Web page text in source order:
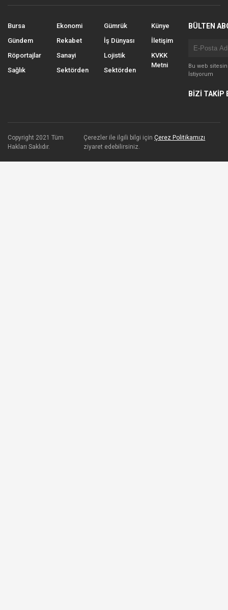
Bursa
Gündem
Röportajlar
Sağlık
Ekonomi
Rekabet
Sanayi
Sektörden
Gümrük
İş Dünyası
Lojistik
Sektörden
Künye
İletişim
KVKK
Metni
BÜLTEN
Bu web
İstiyorum
BİZİ TAKİP
Copyright 2021 Tüm
Hakları Saklıdır.
Çerezler ile ilgili bilgi içinÇerez Politikamızı
ziyaret edebilirsiniz.